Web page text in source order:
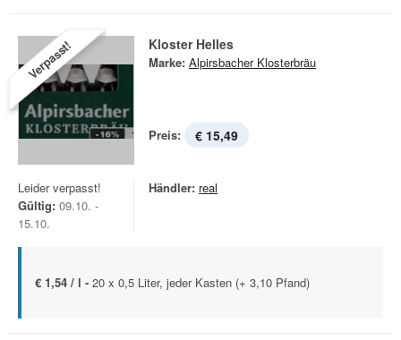
Verpasst! Kloster Helles
Marke: Alpirsbacher Klosterbräu
Preis: € 15,49
Leider verpasst!
Gültig: 09.10. -
15.10.
Händler: real
€ 1,54 / l - 20 x 0,5 Liter, jeder Kasten (+ 3,10 Pfand)